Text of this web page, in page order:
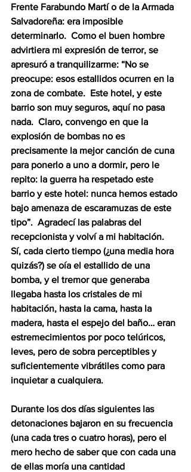
Frente Farabundo Martí o de la Armada
Salvadoreña: era imposible
determinarlo.  Como el buen hombre
advirtiera mi expresión de terror, se
apresuró a tranquilizarme: “No se
preocupe: esos estallidos ocurren en la
zona de combate.  Este hotel, y este
barrio son muy seguros, aquí no pasa
nada.  Claro, convengo en que la
explosión de bombas no es
precisamente la mejor canción de cuna
para ponerlo a uno a dormir, pero le
repito: la guerra ha respetado este
barrio y este hotel: nunca hemos estado
bajo amenaza de escaramuzas de este
tipo”.  Agradecí las palabras del
recepcionista y volví a mi habitación.
Sí, cada cierto tiempo (¿una media hora
quizás?) se oía el estallido de una
bomba, y el tremor que generaba
llegaba hasta los cristales de mi
habitación, hasta la cama, hasta la
madera, hasta el espejo del baño… eran
estremecimientos por poco telúricos,
leves, pero de sobra perceptibles y
suficientemente vibrátiles como para
inquietar a cualquiera.
Durante los dos días siguientes las
detonaciones bajaron en su frecuencia
(una cada tres o cuatro horas), pero el
mero hecho de saber que con cada una
de ellas moría una cantidad